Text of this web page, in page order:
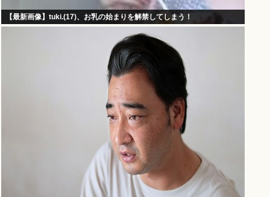
【最新画像】tuki.(17)、お乳の始まりを解禁してしまう！